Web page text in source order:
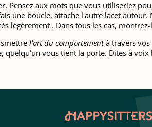
Pensez aux mots que vous utiliseriez
une boucle, attache l'autre lacet
légèrement . Dans tous les cas,
l'art du comportementà travers vos
quelqu'un vous tient la porte. Dites à voix